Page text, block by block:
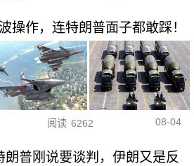
操作，连特朗普面子都敢踩！
阅读 6262 08-04
朗普刚说要谈判，伊朗又是反